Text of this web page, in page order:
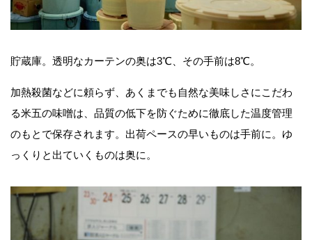
貯蔵庫。透明なカーテンの奥は3℃、その手前は8℃。
加熱殺菌などに頼らず、あくまでも自然な美味しさにこだわ
る米五の味噌は、品質の低下を防ぐために徹底した温度管理
のもとで保存されます。出荷ペースの早いものは手前に。ゆ
っくりと出ていくものは奥に。